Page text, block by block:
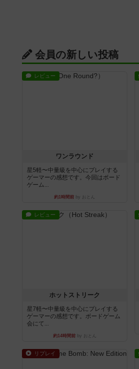
会員の新しい投稿
レビュー
ワンラウンド
星5軽〜中量級を中心にプレイする
ゲーマーの感想です。今回はボード
ゲーム...
約1時間前 by おとん
レビュー
ホットストリーク
星7軽〜中量級を中心にプレイする
ゲーマーの感想です。ボードゲーム
会にて...
約14時間前by おとん
リプレイ